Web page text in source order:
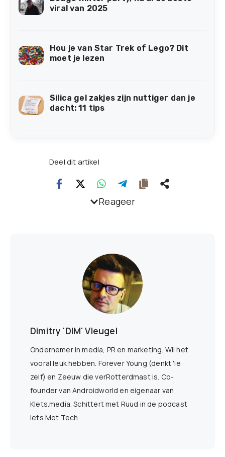
viral van 2025
Hou je van Star Trek of Lego? Dit
moet je lezen
Silica gel zakjes zijn nuttiger dan je
dacht: 11 tips
Deel dit artikel
Reageer
Dimitry 'DIM' Vleugel
Ondernemer in media, PR en marketing. Wil het
vooral leuk hebben. Forever Young (denkt 'ie
zelf) en Zeeuw die verRotterdmast is. Co-
founder van Androidworld en eigenaar van
Klets.media. Schittert met Ruud in de podcast
Iets Met Tech.